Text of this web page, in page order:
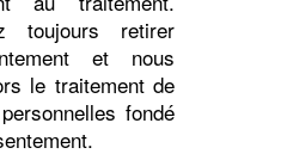
toujours retirer
et nous
le traitement de
fondé